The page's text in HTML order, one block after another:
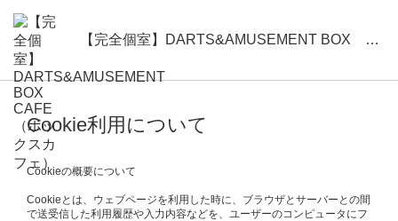
【完全個室】DARTS&AMUSEMENT BOX CAFE （ボックスカフェ）
Cookie利用について
Cookieの概要について
Cookieとは、ウェブページを利用した時に、ブラウザとサーバーとの間
で送受信した利用履歴や入力内容などを、ユーザーのコンピュータにフ